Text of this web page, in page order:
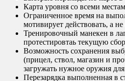
Карта уровня со всеми
Ограниченное время на
мотивирует действовать, а
Тренировочный манекен в
протестировтаь текущую
Возможность сохранения
(прицел, ствол, магазин и
загружать нужное оружия
Перезарядка выполненная в